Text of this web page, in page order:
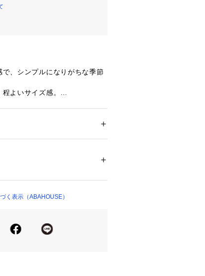
、シンプルになりがちな季節
よいサイズ感。
に使いたくなるショートパン
情が特徴。
。
程よいサイズ感のショートパン
、商品の品質表示タグをご覧くださ
（モール）
く表示（ABAHOUSE）